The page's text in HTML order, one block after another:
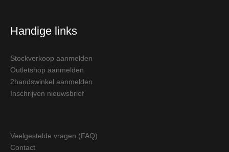
Handige links
Stockverkoop aanmelden
Outletshop aanmelden
2handswinkel aanmelden
Inschrijven nieuwsbrief
Veelgestelde vragen (FAQ)
Contact